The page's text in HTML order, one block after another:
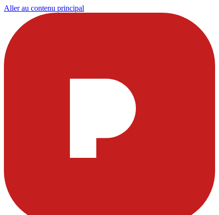
Aller au contenu principal